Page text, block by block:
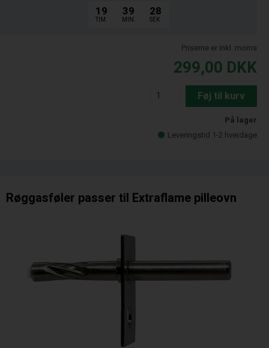
19
TIM.
39
MIN.
27
SEK.
Priserne er inkl. moms
299,00 DKK
Føj til kurv
På lager
Leveringstid 1-2 hverdage
Røggasføler passer til Extraflame pilleovn